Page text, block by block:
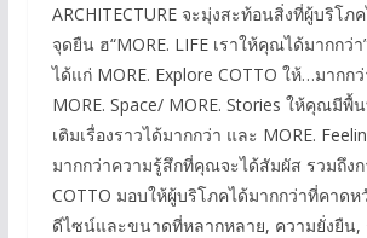
ARCHITECTURE จะมุ่งสะท้อนสิ่งที่ผู้บริโภ
จุดยืน ฮ“MORE. LIFE เราให้คุณได้มากกว่
ได้แก่ MORE. Explore COTTO ให้…มาก
MORE. Space/ MORE. Stories ให้คุณมีพื้
เติมเรื่องราวได้มากกว่า และ MORE.
มากกว่าความรู้สึกที่คุณจะได้สัมผัส รวมถึง
COTTO มอบให้ผู้บริโภคได้มากกว่าที่คาด
ดีไซน์และขนาดที่หลากหลาย, ความยั่งยืน,